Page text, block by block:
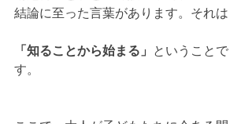
結論に至った言葉があります。それは
「知ることから始まる」
ということで
す。